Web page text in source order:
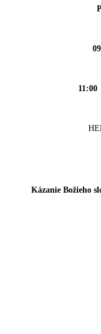
Kázanie Božieho